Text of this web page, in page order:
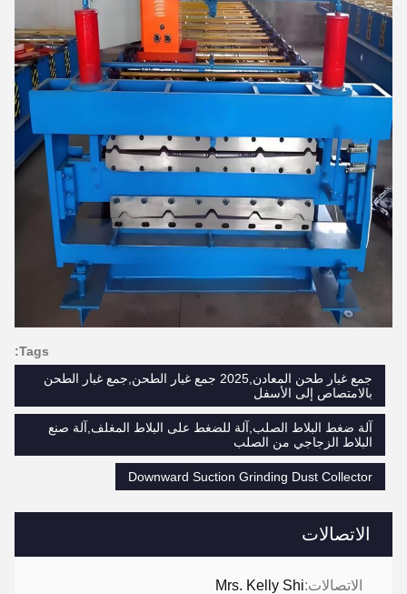
الاتصالات
الاتصالات:Mrs. Kelly Shi
Tags:
جمع غبار طحن المعادن,2025 جمع غبار الطحن,جمع غبار الطحن
بالامتصاص إلى الأسفل
آلة ضغط البلاط الصلب,آلة للضغط على البلاط المغلف,آلة صنع
البلاط الزجاجي من الصلب
Downward Suction Grinding Dust Collector